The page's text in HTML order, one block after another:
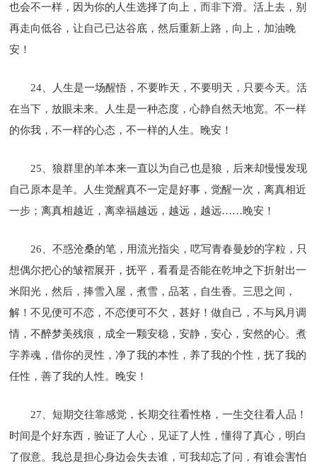
也会不一样，因为你的人生选择了向上，而非下滑。活上去，别
再走向低谷，让自己已达谷底，然后重新上路，向上，加油晚
安！
24、人生是一场醒悟，不要昨天，不要明天，只要今天。活
在当下，放眼未来。人生是一种态度，心静自然天地宽。不一样
的你我，不一样的心态，不一样的人生。晚安！
25、狼群里的羊本来一直以为自己也是狼，后来却慢慢发现
自己原本是羊。人生觉醒真不一定是好事，觉醒一次，离真相近
一步；离真相越近，离幸福越远，越远，越远……晚安！
26、不惑沧桑的笔，用流光指尖，呓写青春曼妙的字粒，只
想偶尔把心的皱褶展开，抚平，看看是否能在乾坤之下折射出一
米阳光，然后，捧雪入屋，煮雪，品茗，自生香。三思之间，
解！不见便可不恋，不恋便可不欠，甚好！做自己，不与风月调
情，不醉梦美残痕，成全一颗安稳，安静，安心，安然的心。煮
字养魂，借你的灵性，净了我的本性，养了我的个性，抚了我的
任性，善了我的人性。晚安！
27、短期交往靠感觉，长期交往看性格，一生交往看人品！
时间是个好东西，验证了人心，见证了人性，懂得了真心，明白
了假意。我总是担心身边会失去谁，可我却忘了问，有谁会害怕